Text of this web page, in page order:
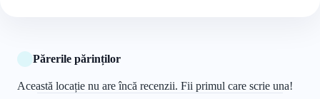
Părerile părinților
Această locație nu are încă recenzii. Fii primul care scrie una!